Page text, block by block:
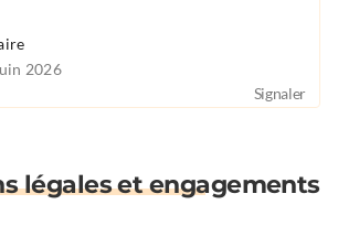
2026
Signaler
légales et engagements